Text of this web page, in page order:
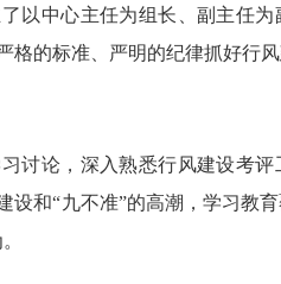
中心主任为组长、副主任为
格的标准、严明的纪律抓好行风
论，深入熟悉行风建设考评
设和“九不准”的高潮，学习教